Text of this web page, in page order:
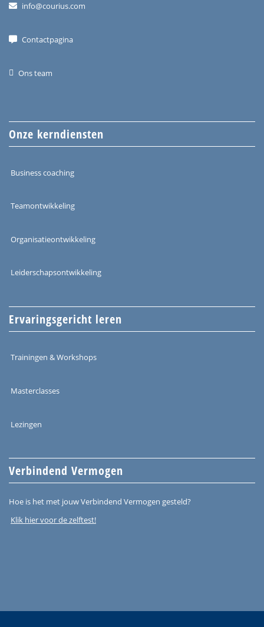
info@courius.com
Contactpagina
Ons team
Onze kerndiensten
Business coaching
Teamontwikkeling
Organisatieontwikkeling
Leiderschapsontwikkeling
Ervaringsgericht leren
Trainingen & Workshops
Masterclasses
Lezingen
Verbindend Vermogen
Hoe is het met jouw Verbindend Vermogen gesteld?
Klik hier voor de zelftest!